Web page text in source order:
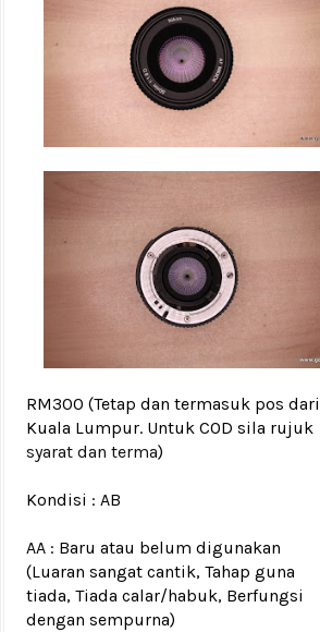
RM300 (Tetap dan termasuk pos dari
Kuala Lumpur. Untuk COD sila rujuk
syarat dan terma)
Kondisi : AB
AA : Baru atau belum digunakan
(Luaran sangat cantik, Tahap guna
tiada, Tiada calar/habuk, Berfungsi
dengan sempurna)